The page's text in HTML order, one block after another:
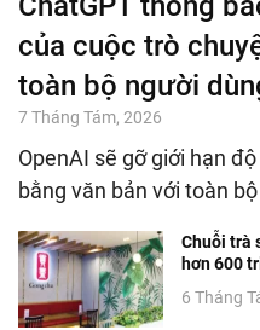
của cuộc trò
toàn bộ người
7 Tháng Tám, 2026
OpenAI sẽ gỡ giới hạn
bằng văn bản với toàn
Chuỗi trà
hơn 600
6 Tháng